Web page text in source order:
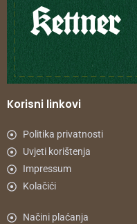
Korisni linkovi
Politika privatnosti
Uvjeti korištenja
Impressum
Kolačići
Načini plaćanja